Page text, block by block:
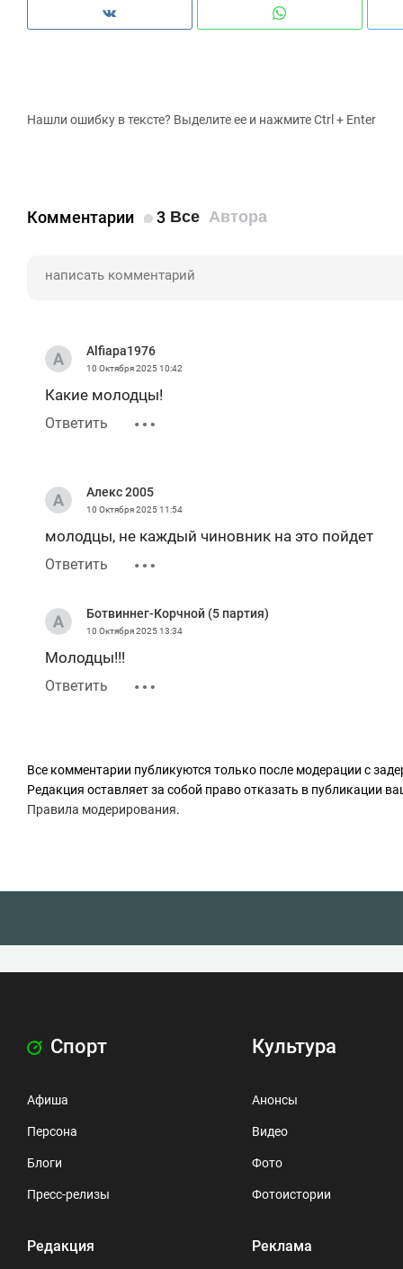
Нашли ошибку в тексте? Выделите ее и нажмите Ctrl + Enter
Комментарии 3 Все Автора
Alfiapa1976
10 Октября 202510:42
Какие молодцы!
Ответить
Алекс 2005
10 Октября 202511:54
молодцы, не каждый чиновник на это пойдет
Ответить
Ботвиннег-Корчной (5 партия)
10 Октября 202513:34
Молодцы!!!
Ответить
Все комментарии публикуются только после модерации с
Редакция оставляет за собой право отказать в публикации
Правила модерирования.
Спорт
Афиша
Персона
Блоги
Пресс-релизы
Редакция
Культура
Анонсы
Видео
Фото
Фотоистории
Реклама